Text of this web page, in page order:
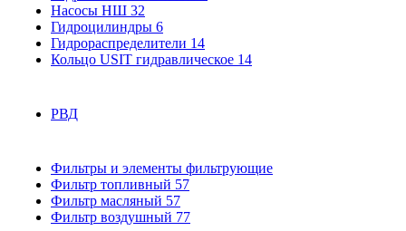
Насосы НШ 32
Гидроцилиндры 6
Гидрораспределители 14
Кольцо USIT гидравлическое 14
РВД
Фильтры и элементы фильтрующие
Фильтр топливный 57
Фильтр масляный 57
Фильтр воздушный 77